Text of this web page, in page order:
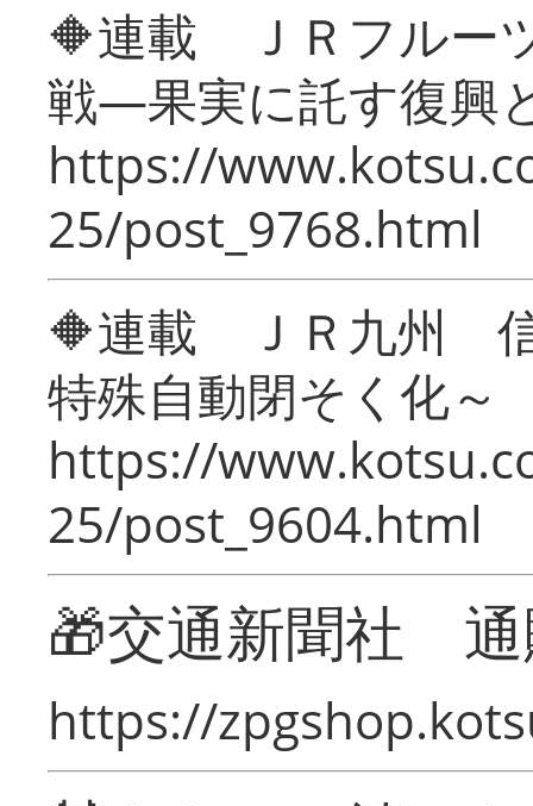
🔶連載 ＪＲフルー
戦―果実に託す復興
https://
25/post_9768.html
🔶連載 ＪＲ九州 信
特殊自動閉そく化～
https://
25/post_9604.html
🎁交通新聞社
https://